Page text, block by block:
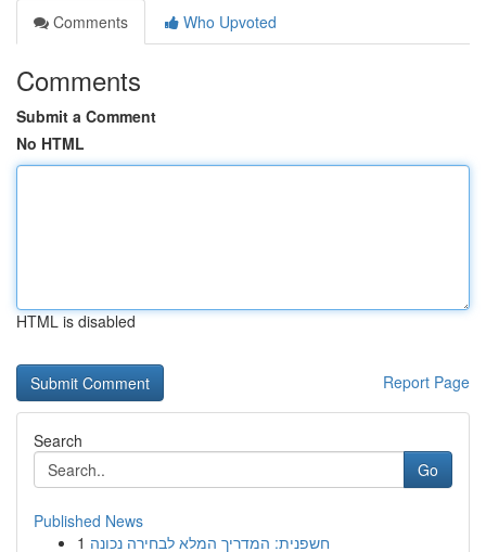
Comments
Who Upvoted
Comments
Submit a Comment
No HTML
HTML is disabled
Report Page
Search
Go
Published News
1 חשפנית: המדריך המלא לבחירה נכונה